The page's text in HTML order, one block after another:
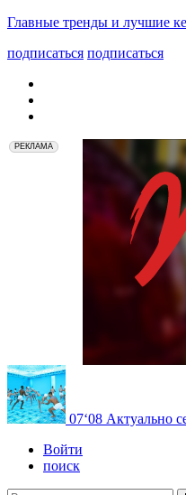
Главные тренды и лучшие
подписаться подписаться
РЕКЛАМА
07‘08 Актуально
Войти
поиск